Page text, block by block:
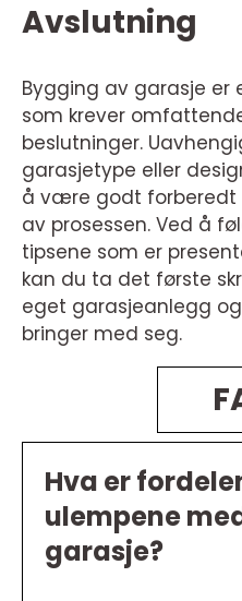
Avslutning
Bygging av garasje er
som krever
beslutninger.
garasjetype eller
å være godt forberedt
av prosessen. Ved å
tipsene som er
kan du ta det første
eget garasjeanlegg
bringer med seg.
Hva er
ulempene
garasje?